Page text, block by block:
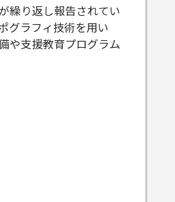
繰り返し報告されてい
グラフィ技術を用い
や支援教育プログラム